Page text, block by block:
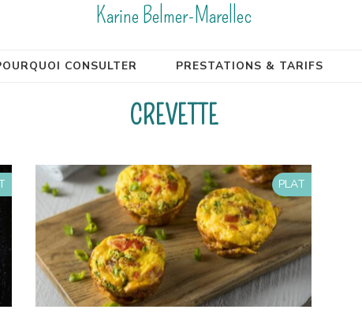
Karine Belmer-Marellec
CONSULTER PRESTATIONS & TARIFS
CREVETTE
PLAT